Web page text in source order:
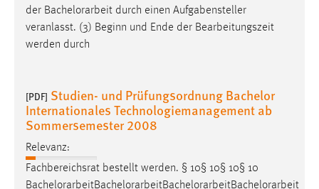
der Bachelorarbeit durch einen Aufgabensteller
veranlasst. (3) Beginn und Ende der Bearbeitungszeit
werden durch
[PDF] Studien- und Prüfungsordnung Bachelor
Internationales Technologiemanagement ab
Sommersemester 2008
Relevanz:
Fachbereichsrat bestellt werden. § 10§ 10§ 10§ 10
BachelorarbeitBachelorarbeitBachelorarbeitBachelorarbeit